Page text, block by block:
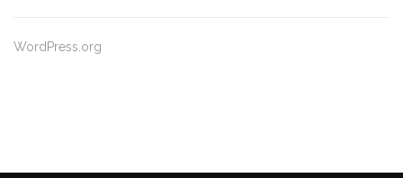
WordPress.org